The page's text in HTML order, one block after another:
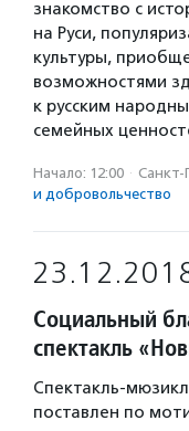
знакомство с
на Руси,
культуры,
возможностями
к русским
семейных
Начало: 12:00 · Санкт-
и доброволь­чест­во
Социальный
спектакль
Спектакль-
поставлен по